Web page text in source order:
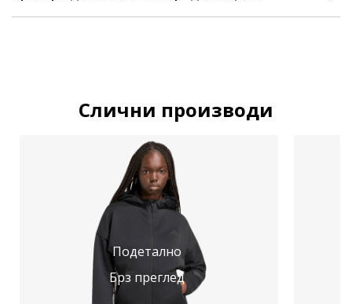
Слични производи
Подетално
Брз преглед